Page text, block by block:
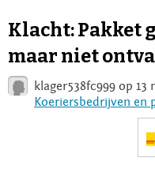
Voor Bedrijven
Login
Klacht: Pakket
maar niet
klager538fc999 op 13
Koeriersbedrijven en